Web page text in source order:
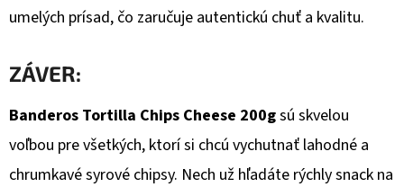
umelých prísad, čo zaručuje autentickú chuť a kvalitu.
ZÁVER:
Banderos Tortilla Chips Cheese 200gsú skvelou
voľbou pre všetkých, ktorí si chcú vychutnať lahodné a
chrumkavé syrové chipsy. Nech už hľadáte rýchly snack na